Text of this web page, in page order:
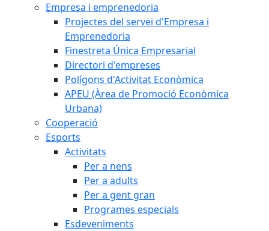
Empresa i emprenedoria
Projectes del servei d'Empresa i
Emprenedoria
Finestreta Única Empresarial
Directori d'empreses
Polígons d'Activitat Econòmica
APEU (Àrea de Promoció Econòmica
Urbana)
Cooperació
Esports
Activitats
Per a nens
Per a adults
Per a gent gran
Programes especials
Esdeveniments